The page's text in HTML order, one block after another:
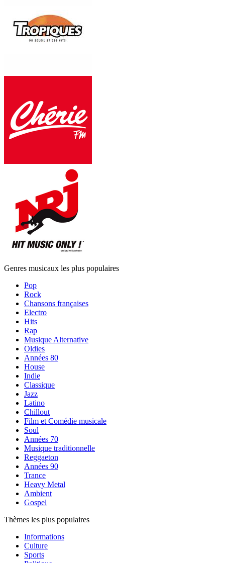
Genres musicaux les plus populaires
Pop
Rock
Chansons françaises
Electro
Hits
Rap
Musique Alternative
Oldies
Années 80
House
Indie
Classique
Jazz
Latino
Chillout
Film et Comédie musicale
Soul
Années 70
Musique traditionnelle
Reggaeton
Années 90
Trance
Heavy Metal
Ambient
Gospel
Thèmes les plus populaires
Informations
Culture
Sports